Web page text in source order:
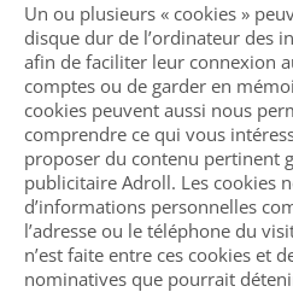
Un ou plusieurs « cookies »
disque dur de l’ordinateur des
afin de faciliter leur connexion
comptes ou de garder en
cookies peuvent aussi nous
comprendre ce qui vous
proposer du contenu pertinent
publicitaire Adroll. Les cookies
d’informations personnelles
l’adresse ou le téléphone du
n’est faite entre ces cookies et
nominatives que pourrait